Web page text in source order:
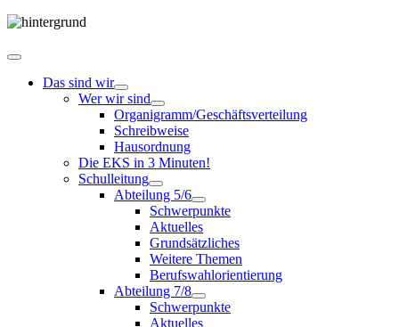
Das sind wir
Wer wir sind
Organigramm/Geschäftsverteilung
Schreibweise
Hausordnung
Die EKS in 3 Minuten!
Schulleitung
Abteilung 5/6
Schwerpunkte
Aktuelles
Grundsätzliches
Weitere Themen
Berufswahlorientierung
Abteilung 7/8
Schwerpunkte
Aktuelles